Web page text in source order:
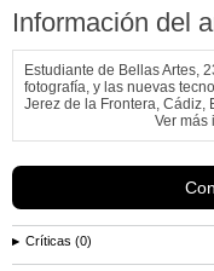
Información del
Estudiante de Bellas Artes,
fotografía, y las nuevas
Jerez de la Frontera, Cádiz,
Ver más
Críticas (0)